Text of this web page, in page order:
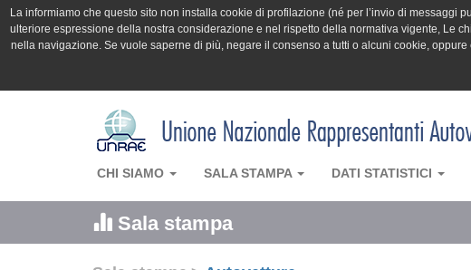
La informiamo che questo sito non installa cookie di profilazione (né per l’invio di
ulteriore espressione della nostra considerazione e nel rispetto della normativa vigente, Le
nella navigazione. Se vuole saperne di più, negare il consenso a tutti o alcuni cookie,
CHI SIAMO SALA STAMPA DATI STATISTICI
Sala stampa